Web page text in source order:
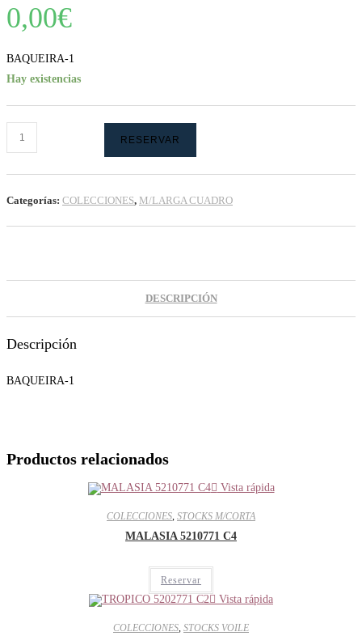
0,00€
BAQUEIRA-1
Hay existencias
BAQUEIRA-
1
cantidad
RESERVAR
Categorías: COLECCIONES, M/LARGA CUADRO
DESCRIPCIÓN
Descripción
BAQUEIRA-1
Productos relacionados
Vista rápida
COLECCIONES, STOCKS M/CORTA
MALASIA 5210771 C4
Reservar
Vista rápida
COLECCIONES, STOCKS VOILE